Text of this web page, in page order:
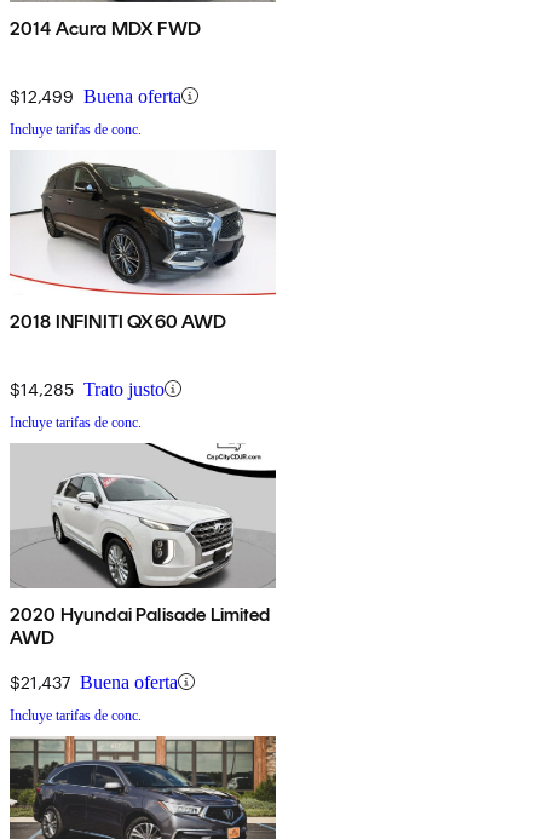
2014 Acura MDX FWD
$12,499 Buena oferta
Incluye tarifas de conc.
2018 INFINITI QX60 AWD
$14,285 Trato justo
Incluye tarifas de conc.
2020 Hyundai Palisade Limited
AWD
$21,437 Buena oferta
Incluye tarifas de conc.